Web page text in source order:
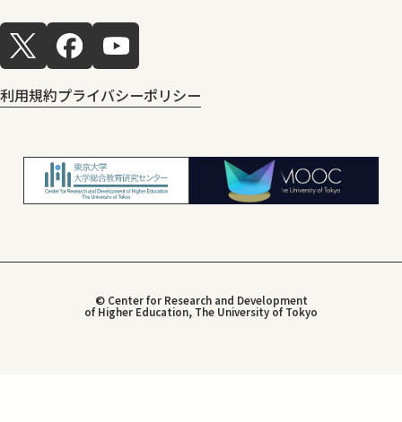
利用規約プライバシーポリシー
© Center for Research and Development
of Higher Education, The University of Tokyo